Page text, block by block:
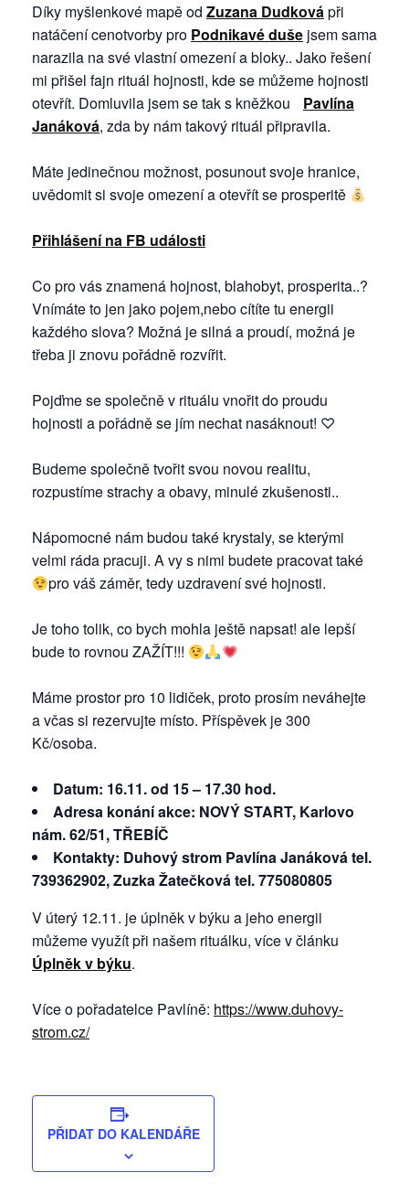
Díky myšlenkové mapě od Zuzana Dudkovápři
natáčení cenotvorby pro Podnikavé duše jsem sama
narazila na své vlastní omezení a bloky.. Jako řešení
mi přišel fajn rituál hojnosti, kde se můžeme hojnosti
otevřít. Domluvila jsem se tak s kněžkou
Pavlína
Janáková, zda by nám takový rituál připravila.
Máte jedinečnou možnost, posunout svoje hranice,
uvědomit si svoje omezení a otevřít se prosperitě
Přihlášení na FB události
Co pro vás znamená hojnost, blahobyt, prosperita..?
Vnímáte to jen jako pojem,nebo cítíte tu energii
každého slova? Možná je silná a proudí, možná je
třeba ji znovu pořádně rozvířit.
Pojďme se společně v rituálu vnořit do proudu
hojnosti a pořádně se jím nechat nasáknout! ♡
Budeme společně tvořit svou novou realitu,
rozpustíme strachy a obavy, minulé zkušenosti..
Nápomocné nám budou také krystaly, se kterými
velmi ráda pracuji. A vy s nimi budete pracovat také
pro váš záměr, tedy uzdravení své hojnosti.
Je toho tolik, co bych mohla ještě napsat! ale lepší
bude to rovnou ZAŽÍT!!!
Máme prostor pro 10 lidiček, proto prosím neváhejte
a včas si rezervujte místo. Příspěvek je 300
Kč/osoba.
Datum: 16.11. od 15 – 17.30 hod.
Adresa konání akce: NOVÝ START, Karlovo
nám. 62/51, TŘEBÍČ
Kontakty: Duhový strom Pavlína Janáková tel.
739362902, Zuzka Žatečková tel. 775080805
V úterý 12.11. je úplněk v býku a jeho energii
můžeme využít při našem rituálku, více v článku
Úplněk v býku.
Více o pořadatelce Pavlíně: https://www.duhovy-
strom.cz/
PŘIDAT DO KALENDÁŘE